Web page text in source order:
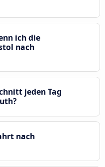
ich die
nach
jeden Tag
nach